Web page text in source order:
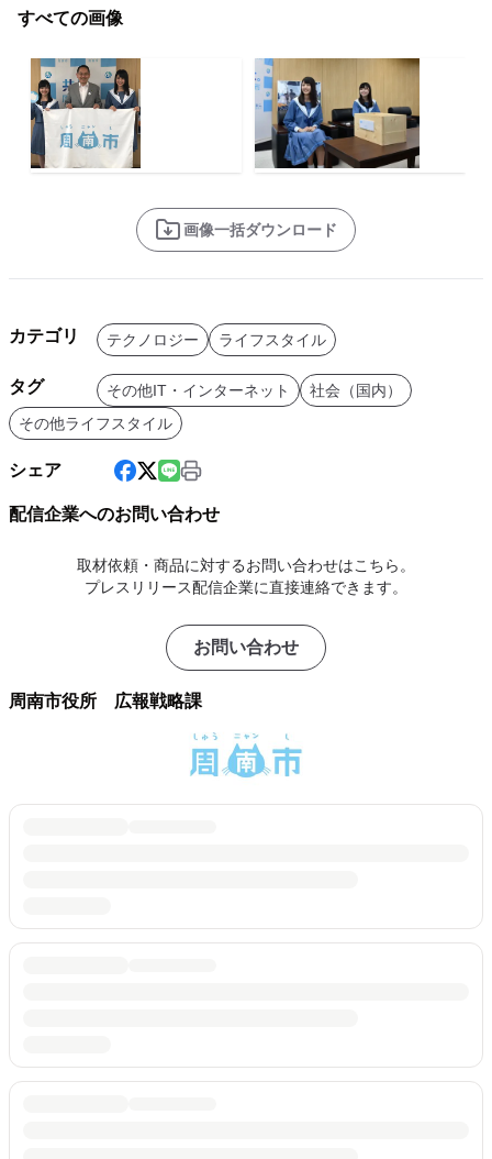
すべての画像
画像一括ダウンロード
カテゴリ テクノロジー ライフスタイル
タグ その他IT・インターネット
社会（国内）
その他ライフスタイル
シェア
配信企業へのお問い合わせ
取材依頼・商品に対するお問い合わせはこちら。
プレスリリース配信企業に直接連絡できます。
お問い合わせ
周南市役所 広報戦略課